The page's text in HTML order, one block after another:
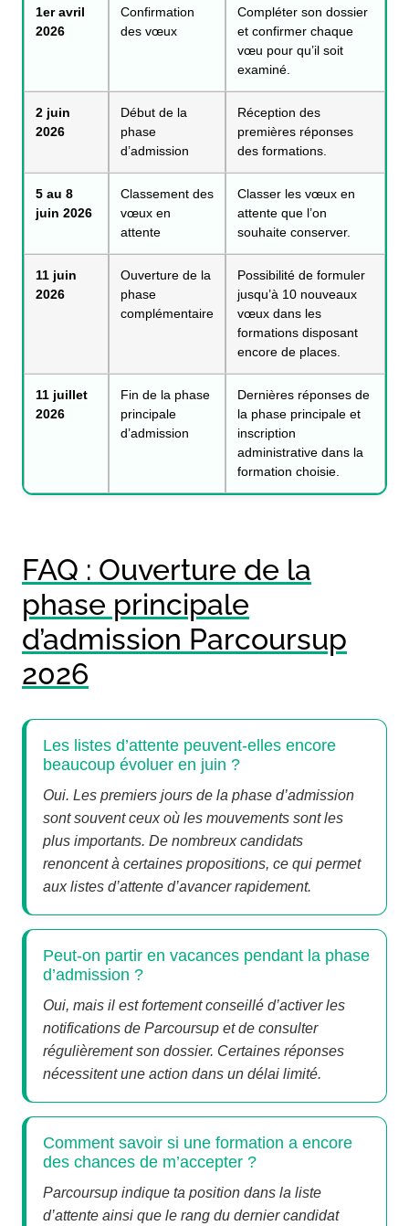
1er avril
2026
Confirmation
des vœux
Compléter son dossier
et confirmer chaque
vœu pour qu’il soit
examiné.
2 juin
2026
Début de la
phase
d’admission
Réception des
premières réponses
des formations.
5 au 8
juin 2026
Classement des
vœux en
attente
Classer les vœux en
attente que l’on
souhaite conserver.
11 juin
2026
Ouverture de la
phase
complémentaire
Possibilité de formuler
jusqu’à 10 nouveaux
vœux dans les
formations disposant
encore de places.
11 juillet
2026
Fin de la phase
principale
d’admission
Dernières réponses de
la phase principale et
inscription
administrative dans la
formation choisie.
FAQ : Ouverture de la
phase principale
d’admission Parcoursup
2026
Les listes d’attente peuvent-elles encore
beaucoup évoluer en juin ?
Oui. Les premiers jours de la phase d’admission
sont souvent ceux où les mouvements sont les
plus importants. De nombreux candidats
renoncent à certaines propositions, ce qui permet
aux listes d’attente d’avancer rapidement.
Peut-on partir en vacances pendant la phase
d’admission ?
Oui, mais il est fortement conseillé d’activer les
notifications de Parcoursup et de consulter
régulièrement son dossier. Certaines réponses
nécessitent une action dans un délai limité.
Comment savoir si une formation a encore
des chances de m’accepter ?
Parcoursup indique ta position dans la liste
d’attente ainsi que le rang du dernier candidat